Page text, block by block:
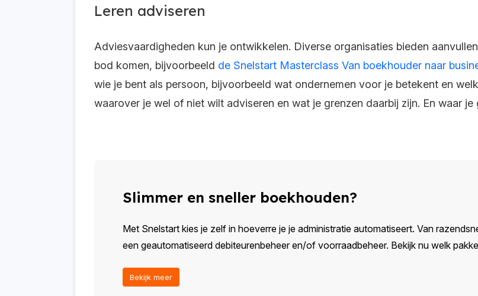
Leren adviseren
Adviesvaardigheden kun je ontwikkelen. Diverse organisaties bieden
bod komen, bijvoorbeeld de Snelstart Masterclass Van boekhouder naar
wie je bent als persoon, bijvoorbeeld wat ondernemen voor je betekent en
waarover je wel of niet wilt adviseren en wat je grenzen daarbij zijn. En waar
Slimmer en sneller boekhouden?
Met Snelstart kies je zelf in hoeverre je je administratie automatiseert. Van
een geautomatiseerd debiteurenbeheer en/of voorraadbeheer. Bekijk nu welk
Bekijk meer